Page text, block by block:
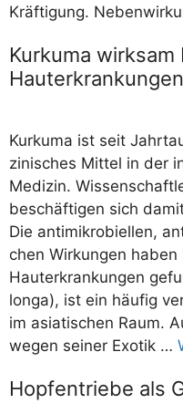
Kräf­ti­gung.
Kurkuma
Hauterkrankungen
Kur­ku­ma ist seit
zi­ni­sches Mit­tel in der
Medi­zin.
beschäf­ti­gen sich
Die anti­mi­kro­biel­len,
chen Wir­kun­gen
Haut­er­kran­kun­gen
lon­ga), ist ein häu­fig
im asia­ti­schen Raum.
wegen sei­ner Exo­tik …
Hopfentriebe als